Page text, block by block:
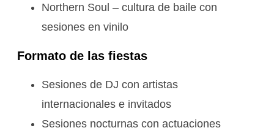
Northern Soul – cultura de baile con
sesiones en vinilo
Formato de las fiestas
Sesiones de DJ con artistas
internacionales e invitados
Sesiones nocturnas con actuaciones